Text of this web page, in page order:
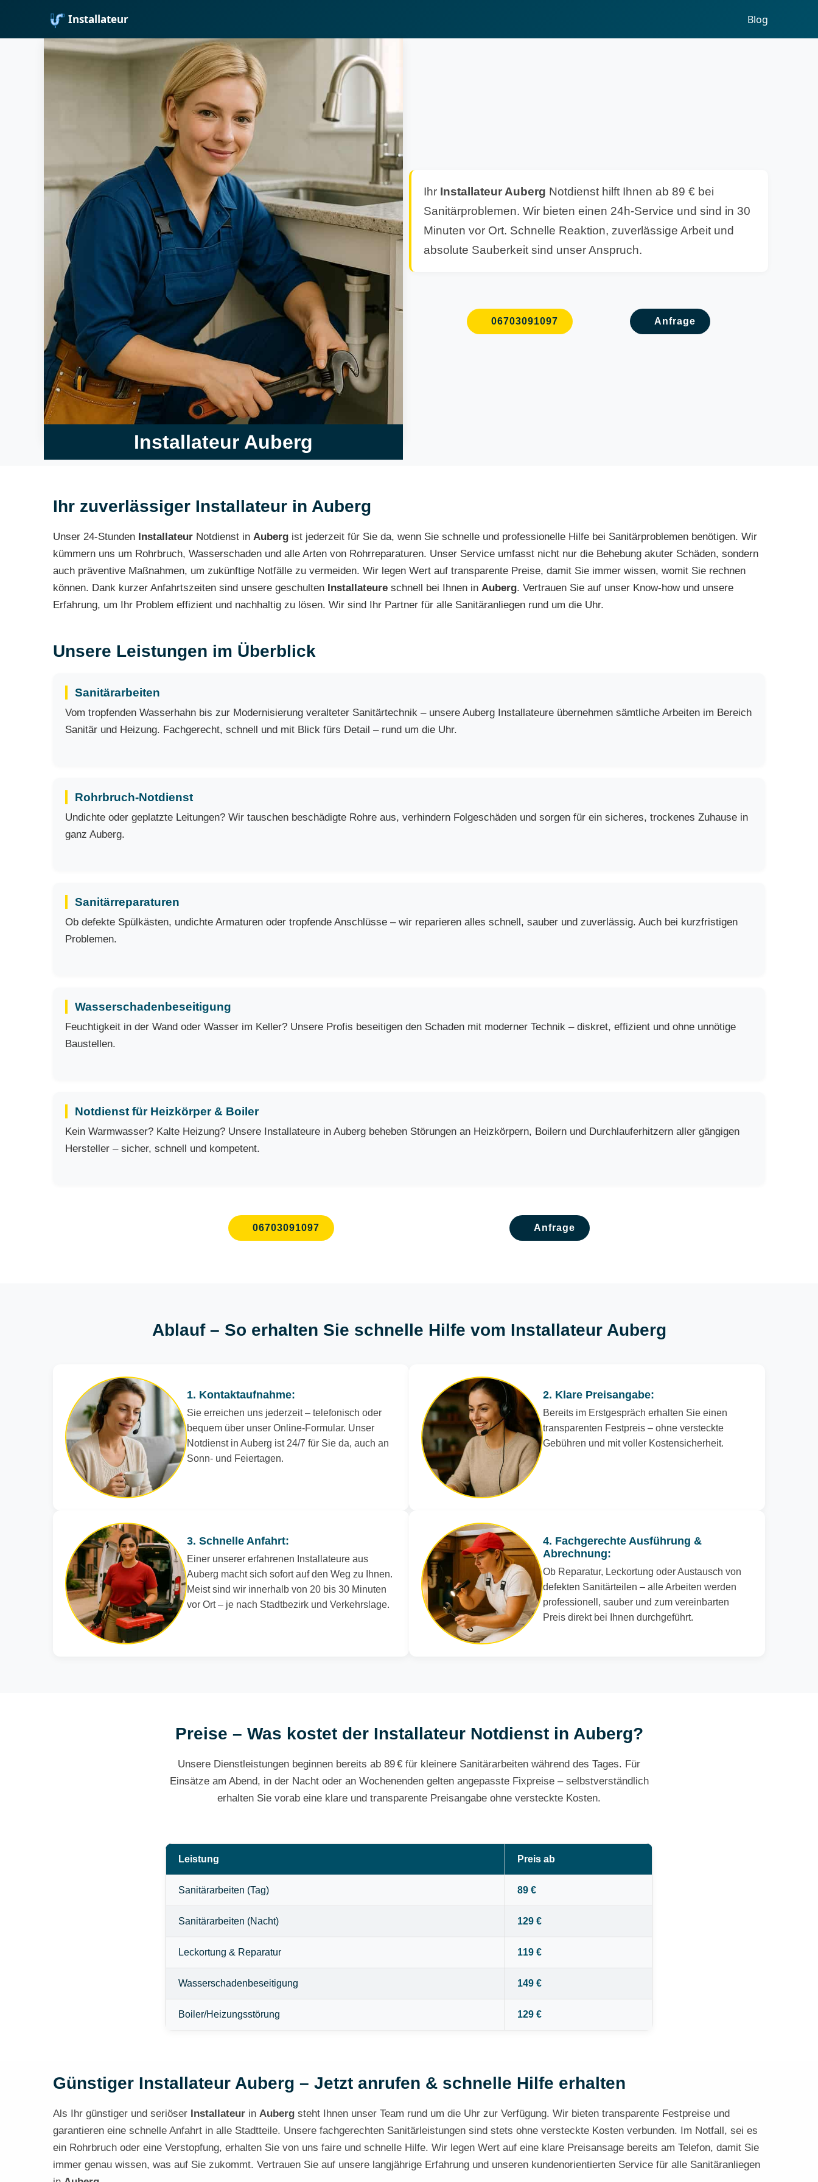
Installateur Blog
Installateur Auberg
Ihr Installateur Auberg Notdienst hilft Ihnen ab 89 € bei
Sanitärproblemen. Wir bieten einen 24h-Service und sind in 30
Minuten vor Ort. Schnelle Reaktion, zuverlässige Arbeit und
absolute Sauberkeit sind unser Anspruch.
06703091097 Anfrage
Ihr zuverlässiger Installateur in Auberg
Unser 24-Stunden Installateur Notdienst in Auberg ist jederzeit für Sie da, wenn Sie schnelle und professionelle Hilfe bei Sanitärproblemen benötigen. Wir
kümmern uns um Rohrbruch, Wasserschaden und alle Arten von Rohrreparaturen. Unser Service umfasst nicht nur die Behebung akuter Schäden, sondern
auch präventive Maßnahmen, um zukünftige Notfälle zu vermeiden. Wir legen Wert auf transparente Preise, damit Sie immer wissen, womit Sie rechnen
können. Dank kurzer Anfahrtszeiten sind unsere geschulten Installateure schnell bei Ihnen in Auberg. Vertrauen Sie auf unser Know-how und unsere
Erfahrung, um Ihr Problem effizient und nachhaltig zu lösen. Wir sind Ihr Partner für alle Sanitäranliegen rund um die Uhr.
Unsere Leistungen im Überblick
Sanitärarbeiten
Vom tropfenden Wasserhahn bis zur Modernisierung veralteter Sanitärtechnik – unsere Auberg Installateure übernehmen sämtliche Arbeiten im Bereich
Sanitär und Heizung. Fachgerecht, schnell und mit Blick fürs Detail – rund um die Uhr.
Rohrbruch-Notdienst
Undichte oder geplatzte Leitungen? Wir tauschen beschädigte Rohre aus, verhindern Folgeschäden und sorgen für ein sicheres, trockenes Zuhause in
ganz Auberg.
Sanitärreparaturen
Ob defekte Spülkästen, undichte Armaturen oder tropfende Anschlüsse – wir reparieren alles schnell, sauber und zuverlässig. Auch bei kurzfristigen
Problemen.
Wasserschadenbeseitigung
Feuchtigkeit in der Wand oder Wasser im Keller? Unsere Profis beseitigen den Schaden mit moderner Technik – diskret, effizient und ohne unnötige
Baustellen.
Notdienst für Heizkörper & Boiler
Kein Warmwasser? Kalte Heizung? Unsere Installateure in Auberg beheben Störungen an Heizkörpern, Boilern und Durchlauferhitzern aller gängigen
Hersteller – sicher, schnell und kompetent.
06703091097 Anfrage
Ablauf – So erhalten Sie schnelle Hilfe vom Installateur Auberg
1. Kontaktaufnahme:
Sie erreichen uns jederzeit – telefonisch oder
bequem über unser Online-Formular. Unser
Notdienst in Auberg ist 24/7 für Sie da, auch an
Sonn- und Feiertagen.
2. Klare Preisangabe:
Bereits im Erstgespräch erhalten Sie einen
transparenten Festpreis – ohne versteckte
Gebühren und mit voller Kostensicherheit.
3. Schnelle Anfahrt:
Einer unserer erfahrenen Installateure aus
Auberg macht sich sofort auf den Weg zu Ihnen.
Meist sind wir innerhalb von 20 bis 30 Minuten
vor Ort – je nach Stadtbezirk und Verkehrslage.
4. Fachgerechte Ausführung &
Abrechnung:
Ob Reparatur, Leckortung oder Austausch von
defekten Sanitärteilen – alle Arbeiten werden
professionell, sauber und zum vereinbarten
Preis direkt bei Ihnen durchgeführt.
Preise – Was kostet der Installateur Notdienst in Auberg?
Unsere Dienstleistungen beginnen bereits ab 89 € für kleinere Sanitärarbeiten während des Tages. Für
Einsätze am Abend, in der Nacht oder an Wochenenden gelten angepasste Fixpreise – selbstverständlich
erhalten Sie vorab eine klare und transparente Preisangabe ohne versteckte Kosten.
Leistung Preis ab
Sanitärarbeiten (Tag) 89 €
Sanitärarbeiten (Nacht) 129 €
Leckortung & Reparatur 119 €
Wasserschadenbeseitigung 149 €
Boiler/Heizungsstörung 129 €
Günstiger Installateur Auberg – Jetzt anrufen & schnelle Hilfe erhalten
Als Ihr günstiger und seriöser Installateur in Auberg steht Ihnen unser Team rund um die Uhr zur Verfügung. Wir bieten transparente Festpreise und
garantieren eine schnelle Anfahrt in alle Stadtteile. Unsere fachgerechten Sanitärleistungen sind stets ohne versteckte Kosten verbunden. Im Notfall, sei es
ein Rohrbruch oder eine Verstopfung, erhalten Sie von uns faire und schnelle Hilfe. Wir legen Wert auf eine klare Preisansage bereits am Telefon, damit Sie
immer genau wissen, was auf Sie zukommt. Vertrauen Sie auf unsere langjährige Erfahrung und unseren kundenorientierten Service für alle Sanitäranliegen